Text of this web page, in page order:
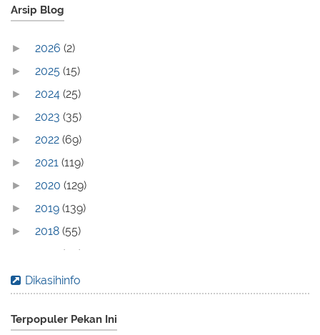
Arsip Blog
► 2026 (2)
► 2025 (15)
► 2024 (25)
► 2023 (35)
► 2022 (69)
► 2021 (119)
► 2020 (129)
► 2019 (139)
► 2018 (55)
(70)
▼ 2016(83)
► December(7)
► November(9)
Dikasihinfo
Terpopuler Pekan Ini